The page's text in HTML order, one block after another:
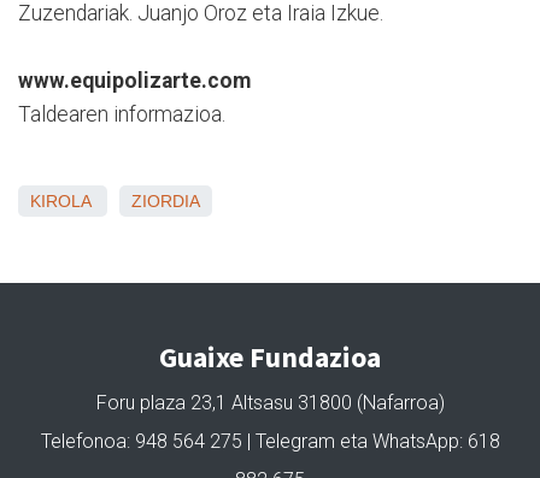
Zuzendariak. Juanjo Oroz eta Iraia Izkue.
www.equipolizarte.com
Taldearen informazioa.
KIROLA ZIORDIA
Guaixe Fundazioa
Foru plaza 23,1 Altsasu 31800 (Nafarroa)
Telefonoa: 948 564 275 | Telegram eta WhatsApp: 618